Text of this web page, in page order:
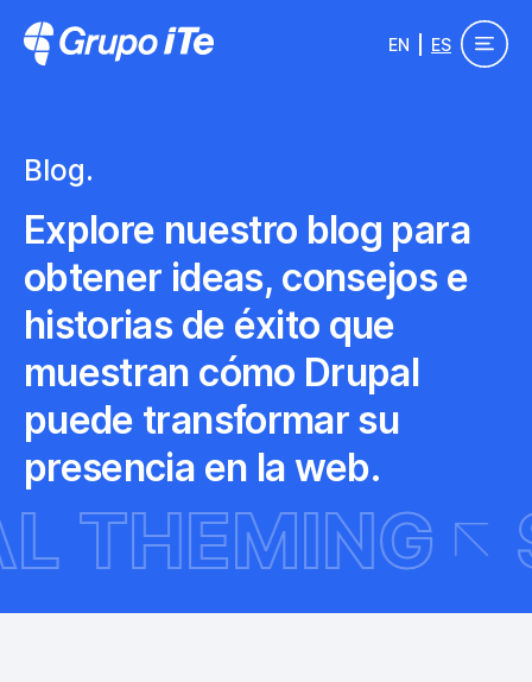
EN ES
Blog.
Explore nuestro blog para
obtener ideas, consejos e
historias de éxito que
muestran cómo Drupal
puede transformar su
presencia en la web.
THEMING